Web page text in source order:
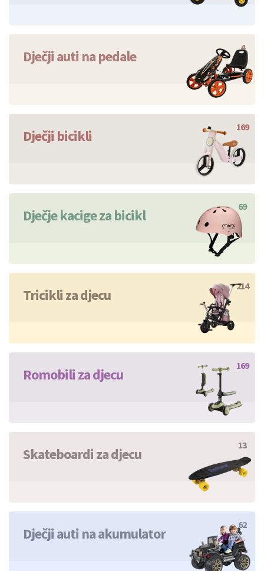
Dječji auti na pedale 4
Dječji bicikli 169
Dječje kacige za bicikl 69
Tricikli za djecu 214
Romobili za djecu 169
Skateboardi za djecu 13
Dječji auti na akumulator 62